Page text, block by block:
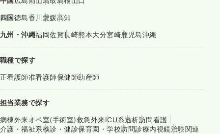
四国徳島香川愛媛高知
九州・沖縄福岡佐賀長崎熊本大分宮崎鹿児島沖縄
職種で探す
正看護師准看護師保健師助産師
担当業務で探す
病棟外来オペ室(手術室)救急外来ICU系透析訪問看護
介護・福祉系検診・健診保育園・学校訪問診療内視鏡治験関連